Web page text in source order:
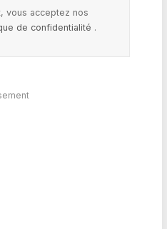
vous acceptez nos
de confidentialité .